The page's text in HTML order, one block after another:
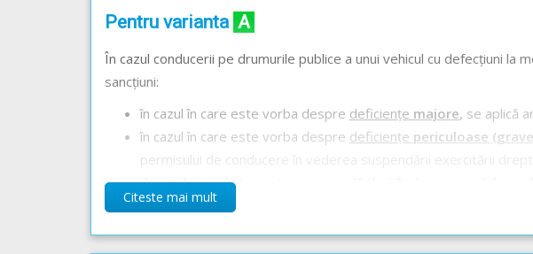
Pentru varianta A
În cazul conducerii pe drumurile publice a unui vehicul cu defecțiuni la
sancțiuni:
în cazul în care este vorba despre deficiențe majore, se aplică
în cazul în care este vorba despre deficiențe periculoase
permisului de conducere în vederea suspendării exercitării
drept de circulație pentru o perioadă de 15 zile și se imobilizează
Pentru variantaB
Citeste mai mult